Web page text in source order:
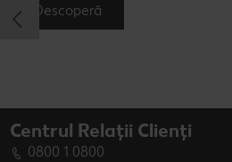
Descoperă
Centrul Relații Clienți
0800 1 0800